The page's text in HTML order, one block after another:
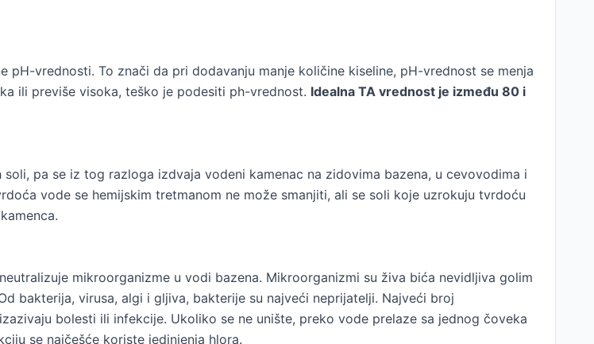
vrednosti. To znači da pri dodavanju manje količine kiseline, pH-vrednost se menja
ili previše visoka, teško je podesiti ph-vrednost. Idealna TA vrednost je između 80 i
pa se iz tog razloga izdvaja vodeni kamenac na zidovima bazena, u cevovodima i
vode se hemijskim tretmanom ne može smanjiti, ali se soli koje uzrokuju tvrdoću
mikroorganizme u vodi bazena. Mikroorganizmi su živa bića nevidljiva golim
bakterija, virusa, algi i gljiva, bakterije su najveći neprijatelji. Najveći broj
bolesti ili infekcije. Ukoliko se ne unište, preko vode prelaze sa jednog čoveka
se najčešće koriste jedinjenja hlora.